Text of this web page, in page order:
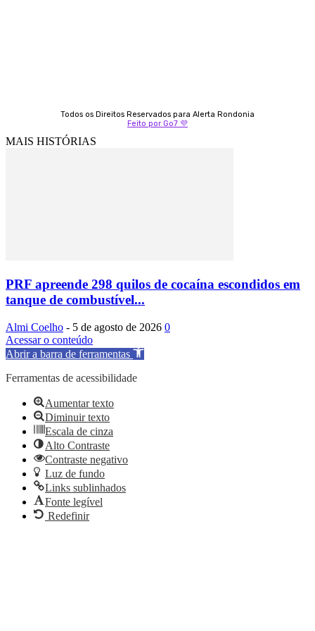
Todos os Direitos Reservados para Alerta Rondonia
Feito por Go7 💜
MAIS HISTÓRIAS
PRF apreende 298 quilos de cocaína escondidos em
tanque de combustível...
Almi Coelho - 5 de agosto de 2026 0
Acessar o conteúdo
Abrir a barra de ferramentas
Ferramentas de acessibilidade
Aumentar texto
Diminuir texto
Escala de cinza
Alto Contraste
Contraste negativo
Luz de fundo
Links sublinhados
Fonte legível
Redefinir